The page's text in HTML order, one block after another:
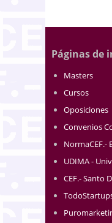
Páginas de
Masters
Cursos
Oposiciones
Convenios
NormaCEF.-
UDIMA -
CEF.- Santo